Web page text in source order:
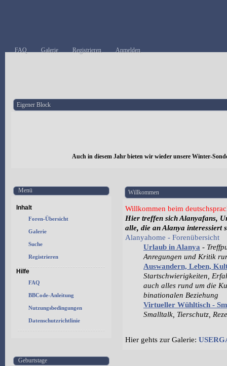
FAQ Galerie Registrieren Anmelden
Eigener Block
Auch in diesem Jahr bieten wir wieder unsere Winter-
Menü
Inhalt
Foren-Übersicht
Galerie
Suche
Registrieren
Hilfe
FAQ
BBCode-Anleitung
Nutzungsbedingungen
Datenschutzrichtlinie
Geburtstage
Willkommen
Willkommen beim
Hier treffen sich Alanyafans,
alle, die an Alanya interessiert
Alanyahome - Forenübersicht
Urlaub in Alanya -
Anregungen und Kritik
Auswandern, Leben,
Startschwierigkeiten,
auch alles rund um die
binationalen Beziehung
Virtueller Wühltisch -
Smalltalk, Tierschutz,
Hier gehts zur Galerie: